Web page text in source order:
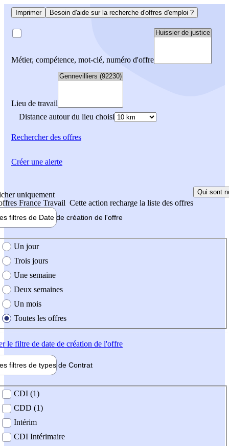
Imprimer Besoin d'aide sur la recherche d'offres d'emploi ?
Métier, compétence, mot-clé, numéro d'offre
Lieu de travail
Distance autour du lieu choisi
Rechercherdes offres
uniquement
France Travail Cette action recharge la liste des offres
Qui sont
filtres de Date de création de l'offre
création de l'offre
Un jour
Trois jours
Une semaine
Deux semaines
Un mois
Toutes les offres
le filtre de date de création de l'offre
filtres de types de Contrat
contrat
CDI (1)
CDD (1)
Intérim
CDI Intérimaire
Créer une alerte